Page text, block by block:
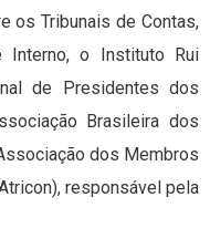
os Tribunais de Contas,
Interno, o Instituto Rui
de Presidentes dos
Brasileira dos
dos Membros
responsável pela